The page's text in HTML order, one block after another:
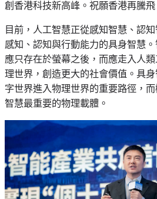
創香港科技新高峰。祝願香港再騰飛
目前，人工智慧正從感知智慧、認
感知、認知與行動能力的具身智慧
應只存在於螢幕之後，而應走入人
理世界，創造更大的社會價值。具
字世界進入物理世界的重要路徑，
智慧最重要的物理載體。